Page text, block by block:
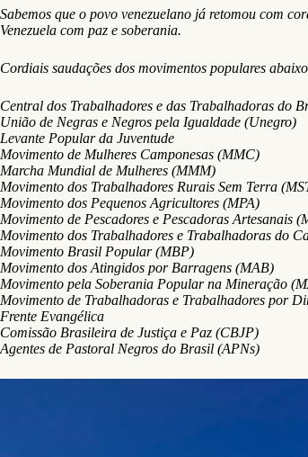
Sabemos que o povo venezuelano já retomou com
Venezuela com paz e soberania.
Cordiais saudações dos movimentos populares
Central dos Trabalhadores e das Trabalhadoras do
União de Negras e Negros pela Igualdade (Unegro)
Levante Popular da Juventude
Movimento de Mulheres Camponesas (MMC)
Marcha Mundial de Mulheres (MMM)
Movimento dos Trabalhadores Rurais Sem Terra
Movimento dos Pequenos Agricultores (MPA)
Movimento de Pescadores e Pescadoras Artesanais
Movimento dos Trabalhadores e Trabalhadoras do
Movimento Brasil Popular (MBP)
Movimento dos Atingidos por Barragens (MAB)
Movimento pela Soberania Popular na Mineração
Movimento de Trabalhadoras e Trabalhadores por
Frente Evangélica
Comissão Brasileira de Justiça e Paz (CBJP)
Agentes de Pastoral Negros do Brasil (APNs)